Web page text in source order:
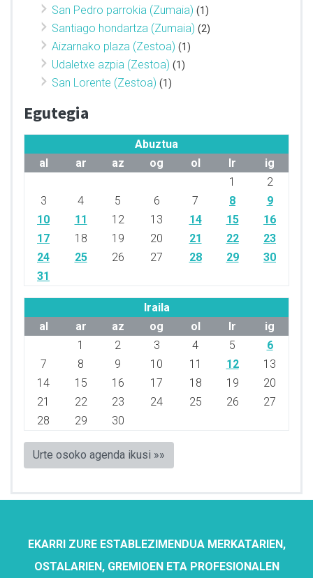
San Pedro parrokia (Zumaia) (1)
Santiago hondartza (Zumaia) (2)
Aizarnako plaza (Zestoa) (1)
Udaletxe azpia (Zestoa) (1)
San Lorente (Zestoa) (1)
Egutegia
Abuztua
al
ar az og ol lr
ig
1
2
3
4 5 6 7 8
9
10
11 12 13 14 15
16
17
18 19 20 21 22
23
24
25 26 27 28 29
30
31
Iraila
al
ar az og ol lr
ig
1
2 3 4 5
6
7
8 9 10 11 12
13
14
15 16 17 18 19
20
21
22 23 24 25 26
27
28
29 30
Urte osoko agenda ikusi »»
EKARRI ZURE ESTABLEZIMENDUA MERKATARIEN,
OSTALARIEN, GREMIOEN ETA PROFESIONALEN